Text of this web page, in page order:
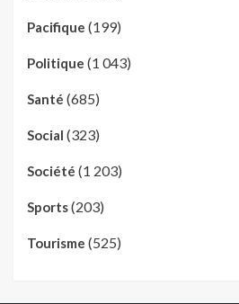
Pacifique (199)
Politique (1 043)
Santé (685)
Social (323)
Société (1 203)
Sports(203)
Tourisme (525)